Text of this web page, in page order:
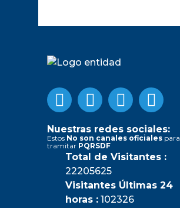
Nuestras redes sociales:
Estos No son canales oficiales para
tramitar PQRSDF
Total de Visitantes :
22205625
Visitantes Últimas 24
horas : 102326